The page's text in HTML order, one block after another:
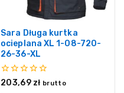
Sara Długa kurtka
ocieplana XL 1-08-720-
26-36-XL
0
203,69 zł brutto